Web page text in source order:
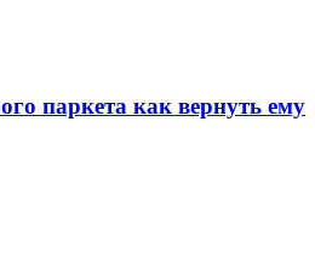
паркета как вернуть ему